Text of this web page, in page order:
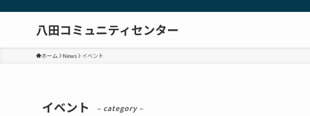
八田コミュニティセンター
ホーム News イベント
イベント – category –